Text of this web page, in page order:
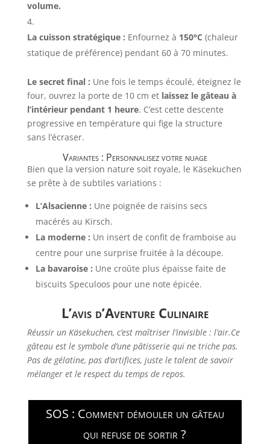
volume.
La cuisson stratégique : Enfournez à 150°C (chaleur
statique de préférence) pendant 60 à 70 minutes.
Le secret final : Une fois le temps écoulé, éteignez le
four, ouvrez la porte de 10 cm et laissez le gâteau à
l’intérieur pendant 1 heure. C’est cette descente
progressive en température qui fige la structure
sans l’écraser.
Variantes : Personnalisez votre nuage
Bien que la version nature soit royale, le Käsekuchen
se prête à de subtiles variations :
L’Alsacienne : Une poignée de raisins secs
macérés au Kirsch.
La moderne : Un insert de confit de framboise au
centre pour une surprise fruitée à la découpe.
La bavaroise : Une croûte plus épaisse faite de
biscuits Speculoos pour une note épicée.
L’avis d’Aventure Culinaire
Réussir un Käsekuchen, c’est maîtriser l’invisible : l’air.Ce
gâteau est le symbole d’une pâtisserie qui ne triche pas.
Pas de gélatine, pas d’artifices, juste le talent de savoir
mélanger et le respect du temps de repos.
SOS : Comment démouler un gâteau
qui refuse de sortir ?